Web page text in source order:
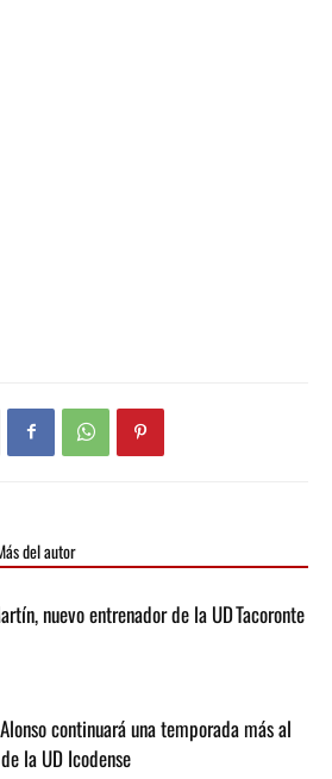
del autor
nuevo entrenador de la UD Tacoronte
continuará una temporada más al
la UD Icodense